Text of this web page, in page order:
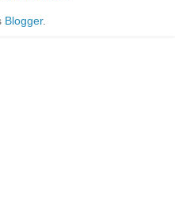
Blogger.